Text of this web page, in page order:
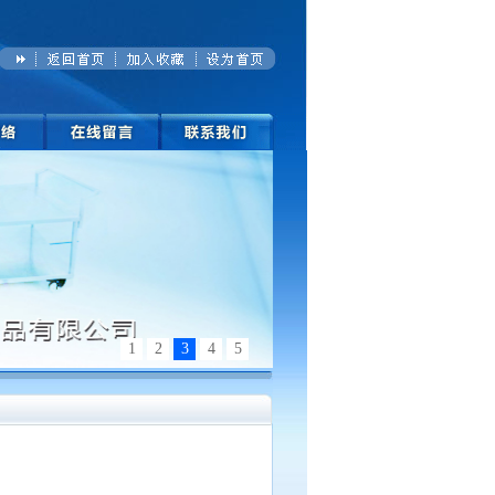
1 2 3 4 5